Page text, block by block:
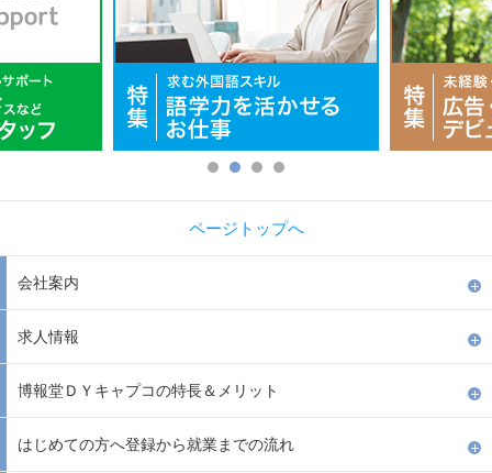
ページトップへ
会社案内
求人情報
博報堂ＤＹキャプコの特長＆メリット
はじめての方へ登録から就業までの流れ